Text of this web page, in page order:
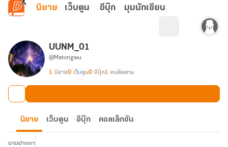
ข้ามไปยังเนื้อหาหลัก
นิยาย เว็บตูน อีบุ๊ก มุมนักเขียน
UUNM_01
@Matongwu
1 นิยาย0 เว็บตูน0 อีบุ๊ก1 คนติดตาม
นิยาย เว็บตูน อีบุ๊ก คอลเล็กชัน
นามปากกา